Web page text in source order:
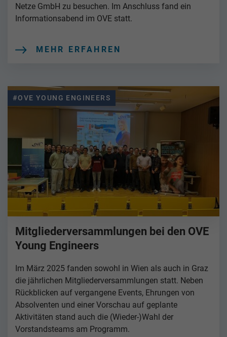
Netze GmbH zu besuchen. Im Anschluss fand ein
Informationsabend im OVE statt.
MEHR ERFAHREN
#OVE YOUNG ENGINEERS
Mitgliederversammlungen bei den OVE
Young Engineers
Im März 2025 fanden sowohl in Wien als auch in Graz
die jährlichen Mitgliederversammlungen statt. Neben
Rückblicken auf vergangene Events, Ehrungen von
Absolventen und einer Vorschau auf geplante
Aktivitäten stand auch die (Wieder-)Wahl der
Vorstandsteams am Programm.